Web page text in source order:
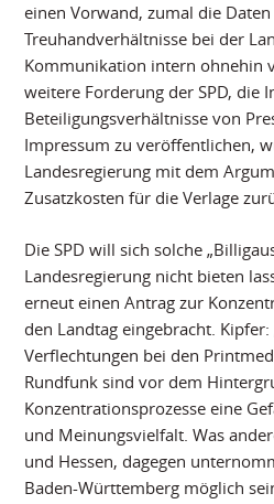
einen Vorwand, zumal die
Treuhandverhältnisse bei der
Kommunikation intern ohnehin
weitere Forderung der SPD, die
Beteiligungsverhältnisse von
Impressum zu veröffentlichen,
Landesregierung mit dem
Zusatzkosten für die Verlage
Die SPD will sich solche
Landesregierung nicht bieten
erneut einen Antrag zur
den Landtag eingebracht.
Verflechtungen bei den
Rundfunk sind vor dem
Konzentrationsprozesse eine
und Meinungsvielfalt. Was
und Hessen, dagegen
Baden-Württemberg möglich